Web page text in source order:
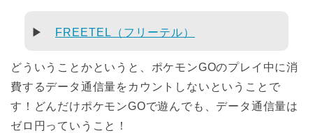
▶ FREETEL（フリーテル）
どういうことかというと、ポケモンGOのプレイ中に消
費するデータ通信量をカウントしないということで
す！どんだけポケモンGOで遊んでも、データ通信量は
ゼロ円っていうこと！